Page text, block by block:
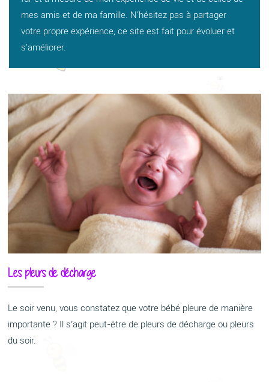
mes amis et de ma famille. N'hésitez pas à partager
votre propre expérience, ce site est fait pour évoluer et
s'améliorer.
Les pleurs de décharge
Le soir venu, vous constatez que votre bébé pleure de manière
importante ? Il s’agit peut-être de pleurs de décharge ou pleurs
du soir.